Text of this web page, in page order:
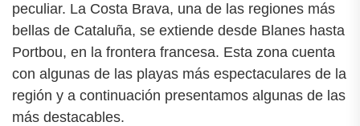
peculiar. La Costa Brava, una de las regiones más
bellas de Cataluña, se extiende desde Blanes hasta
Portbou, en la frontera francesa. Esta zona cuenta
con algunas de las playas más espectaculares de la
región y a continuación presentamos algunas de las
más destacables.